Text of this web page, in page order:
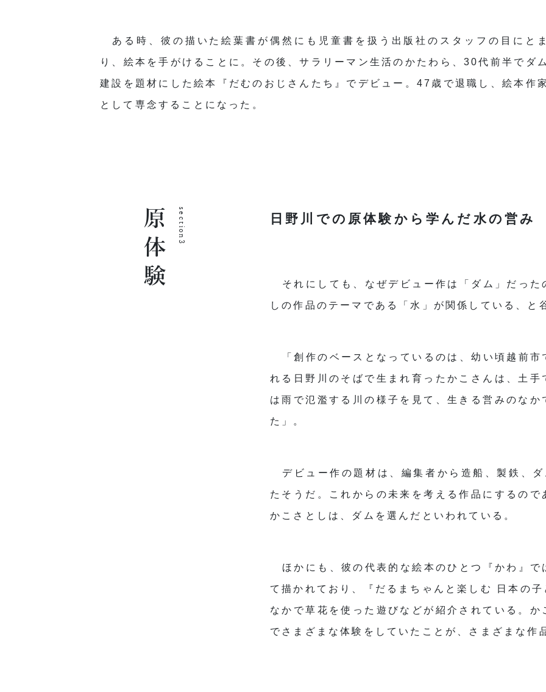
ある時、彼の描いた絵葉書が偶然にも児童書を扱う出版社のスタッフの目にとま
り、絵本を手がけることに。その後、サラリーマン生活のかたわら、30代前半でダム
建設を題材にした絵本『だむのおじさんたち』でデビュー。47歳で退職し、絵本作家
として専念することになった。
原体験 section3 日野川での原体験から学んだ水の営み
それにしても、なぜデビュー作は「ダム」だった
しの作品のテーマである「水」が関係している、と
「創作のベースとなっているのは、幼い頃越前
れる日野川のそばで生まれ育ったかこさんは、土
は雨で氾濫する川の様子を見て、生きる営みのな
た」。
デビュー作の題材は、編集者から造船、製鉄、
たそうだ。これからの未来を考える作品にするの
かこさとしは、ダムを選んだといわれている。
ほかにも、彼の代表的な絵本のひとつ『かわ』
て描かれており、『だるまちゃんと楽しむ 日本の
なかで草花を使った遊びなどが紹介されている。
でさまざまな体験をしていたことが、さまざまな作